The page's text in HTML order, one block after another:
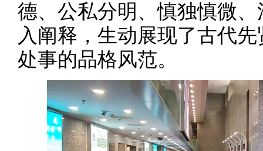
德、公私分明、慎独慎微
入阐释，生动展现了古代
处事的品格风范。